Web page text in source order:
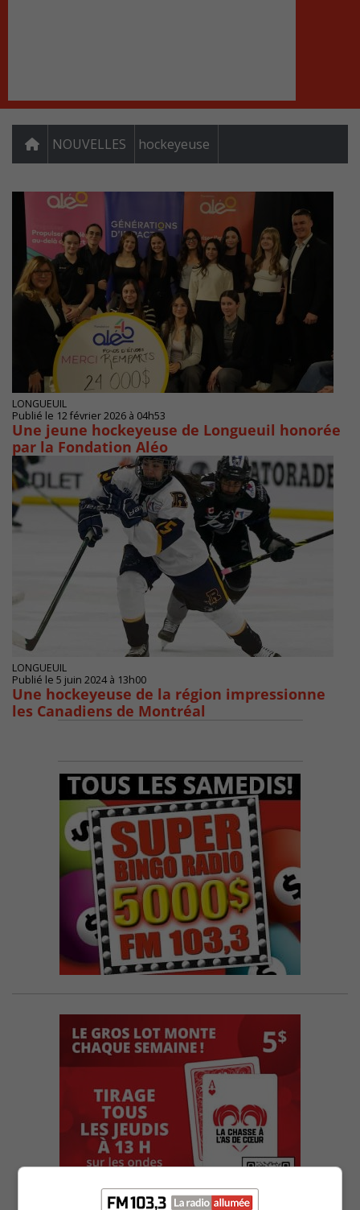
NOUVELLES hockeyeuse
LONGUEUIL
Publié le 12 février 2026 à 04h53
Une jeune hockeyeuse de Longueuil honorée
par la Fondation Aléo
LONGUEUIL
Publié le 5 juin 2024 à 13h00
Une hockeyeuse de la région impressionne
les Canadiens de Montréal